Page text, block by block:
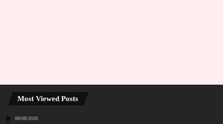
Most Viewed Posts
08/08/2026